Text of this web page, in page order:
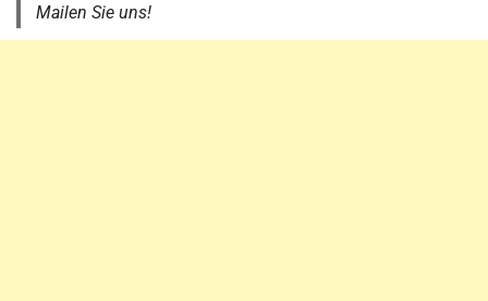
Mailen Sie uns!